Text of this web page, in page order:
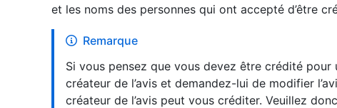
et les noms des personnes qui ont accepté d’être
Remarque
Si vous pensez que vous devez être crédité
créateur de l’avis et demandez-lui de modifier
créateur de l’avis peut vous créditer. Veuillez